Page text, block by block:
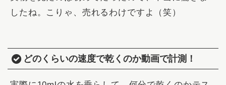
したね。こりゃ、売れるわけですよ（笑）
どのくらいの速度で乾くのか動画で計測！